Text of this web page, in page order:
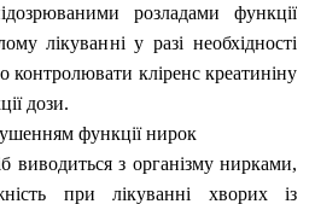
розладами функції
лікуванні у разі необхідності
контролювати кліренс креатиніну
дози.
функції нирок
виводиться з організму нирками,
при лікуванні хворих із